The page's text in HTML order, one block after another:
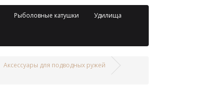
Рыболовные катушки Удилища
Аксессуары для подводных ружей